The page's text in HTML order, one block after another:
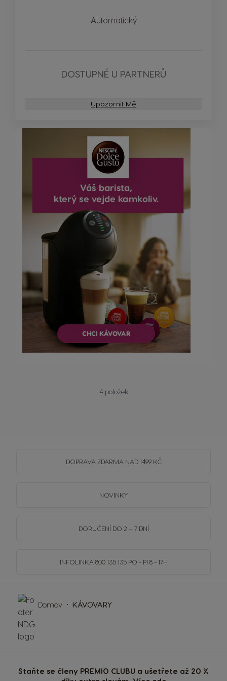
Automatický
DOSTUPNÉ U PARTNERŮ
Upozornit Mě
4položek
DOPRAVA ZDARMA NAD 1499 KČ
NOVINKY
DORUČENÍ DO 2 – 7 DNÍ
INFOLINKA 800 135 135 PO - PI 8 - 17H
Staňte se členy PREMIO CLUBU a ušetřete až 20 %
Domov KÁVOVARY